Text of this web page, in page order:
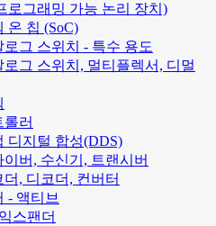
로그래밍 가능 논리 장치)
온 칩 (SoC)
그 스위치 - 특수 용도
그 스위치, 멀티플렉서, 디멀
러
디지털 합성(DDS)
버, 수신기, 트랜시버
, 디코더, 컨버터
- 액티브
스팬더